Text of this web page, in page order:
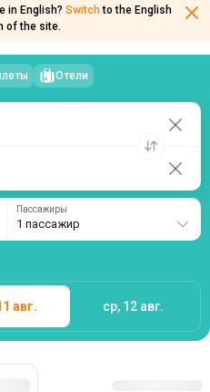
in English? Switch to the English
of the site.Отели